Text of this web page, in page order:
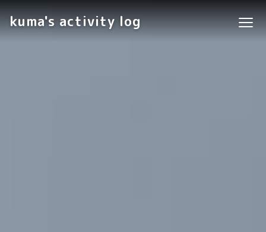
kuma's activity log